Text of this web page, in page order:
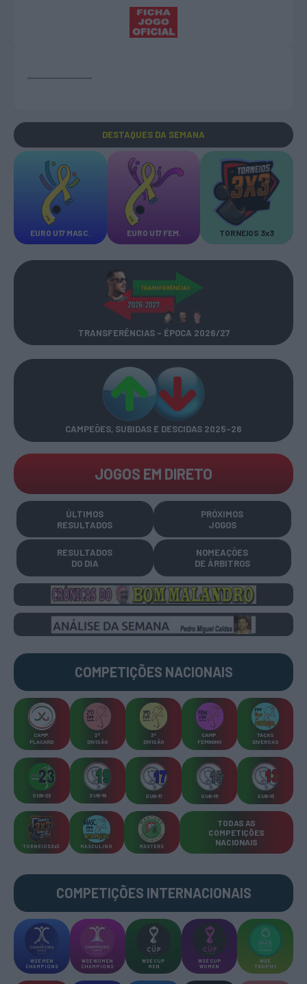
DESTAQUES DA SEMANA
EURO U17 MASC. EURO U17 FEM. TORNEIOS 3x3
TRANSFERÊNCIAS - ÉPOCA 2026/27
CAMPEÕES, SUBIDAS E DESCIDAS 2025-26
JOGOS EM DIRETO
ÚLTIMOS
RESULTADOS
PRÓXIMOS
JOGOS
RESULTADOS
DO DIA
NOMEAÇÕES
DE ÁRBITROS
COMPETIÇÕES NACIONAIS
CAMP
PLACARD
2ª
DIVISÃO
3ª
DIVISÃO
CAMP
FEMININO
TAÇAS
DIVERSAS
SUB-23 SUB-19 SUB-17 SUB-15 SUB-13
TORNEIOS 3x3 MASCULINO MASTERS
TODAS AS
COMPETIÇÕES
NACIONAIS
COMPETIÇÕES INTERNACIONAIS
WSE MEN
CHAMPIONS
WSE WOMEN
CHAMPIONS
WSE CUP
MEN
WSE CUP
WOMEN
WSE
TROPHY